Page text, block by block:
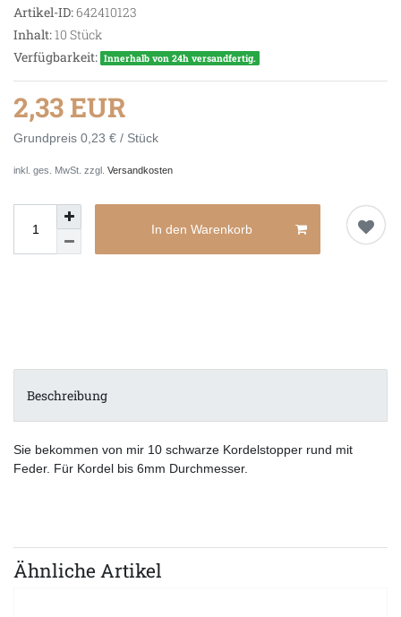
Artikel-ID:642410123
Inhalt:10 Stück
Verfügbarkeit: Innerhalb von 24h versandfertig.
2,33 EUR
Grundpreis 0,23 € / Stück
inkl. ges. MwSt. zzgl. Versandkosten
In den Warenkorb
Beschreibung
Sie bekommen von mir 10 schwarze Kordelstopper rund mit
Feder. Für Kordel bis 6mm Durchmesser.
Ähnliche Artikel